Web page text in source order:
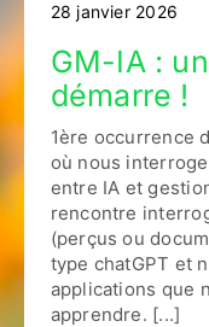
28 janvier 2026
GM-IA :
démarre !
1ère occurrence
où nous
entre IA et
rencontre
(perçus ou
type chatGPT et
applications que
apprendre. [...]